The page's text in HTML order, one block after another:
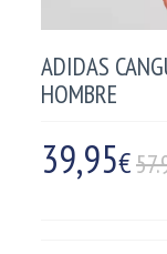
ADIDAS
HOMBRE
39,95€